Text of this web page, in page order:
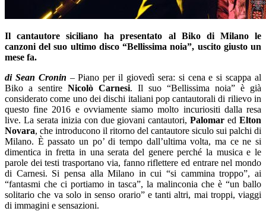
Il cantautore siciliano ha presentato al Biko di Milano le
canzoni del suo ultimo disco “Bellissima noia”, uscito giusto un
mese fa.
di Sean Cronin – Piano per il giovedì sera: si cena e si scappa al
Biko a sentire Nicolò Carnesi. Il suo “Bellissima noia” è già
considerato come uno dei dischi italiani pop cantautorali di rilievo in
questo fine 2016 e ovviamente siamo molto incuriositi dalla resa
live. La serata inizia con due giovani cantautori,Palomar ed Elton
Novara, che introducono il ritorno del cantautore siculo sui palchi di
Milano. È passato un po’ di tempo dall’ultima volta, ma ce ne si
dimentica in fretta in una serata del genere perché la musica e le
parole dei testi trasportano via, fanno riflettere ed entrare nel mondo
di Carnesi. Si pensa alla Milano in cui “si cammina troppo”, ai
“fantasmi che ci portiamo in tasca”, la malinconia che è “un ballo
solitario che va solo in senso orario” e tanti altri, mai troppi, viaggi
di immagini e sensazioni.